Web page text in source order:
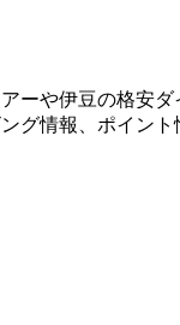
や伊豆の格安
グ情報、ポイント